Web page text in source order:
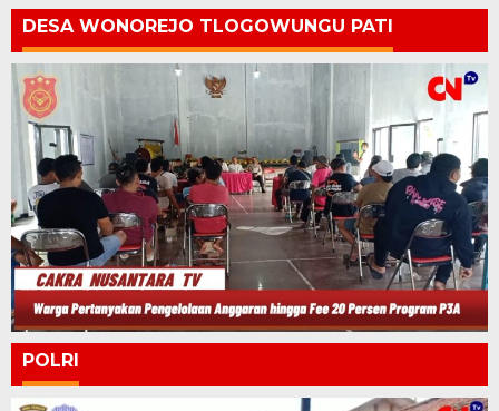
DESA WONOREJO TLOGOWUNGU PATI
POLRI